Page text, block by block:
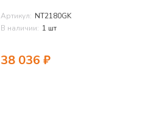
Артикул: NT2180GK
В наличии: 1 шт
38 036 ₽